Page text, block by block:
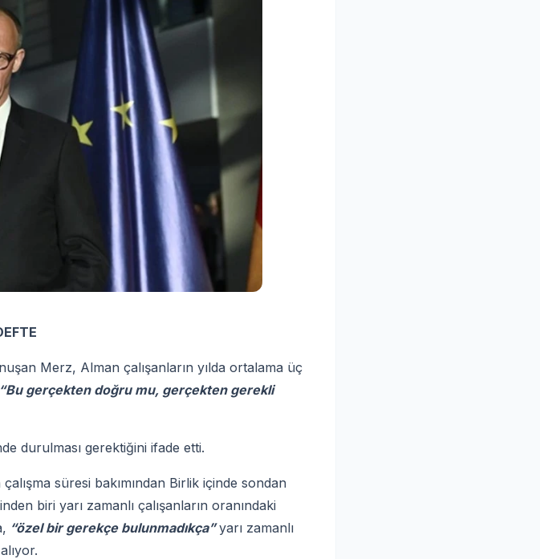
Merz, Alman çalışanların yılda ortalama üç
“Bu gerçekten doğru mu, gerçekten gerekli
durulması gerektiğini ifade etti.
süresi bakımından Birlik içinde sondan
biri yarı zamanlı çalışanların oranındaki
“özel bir gerekçe bulunmadıkça”yarı zamanlı